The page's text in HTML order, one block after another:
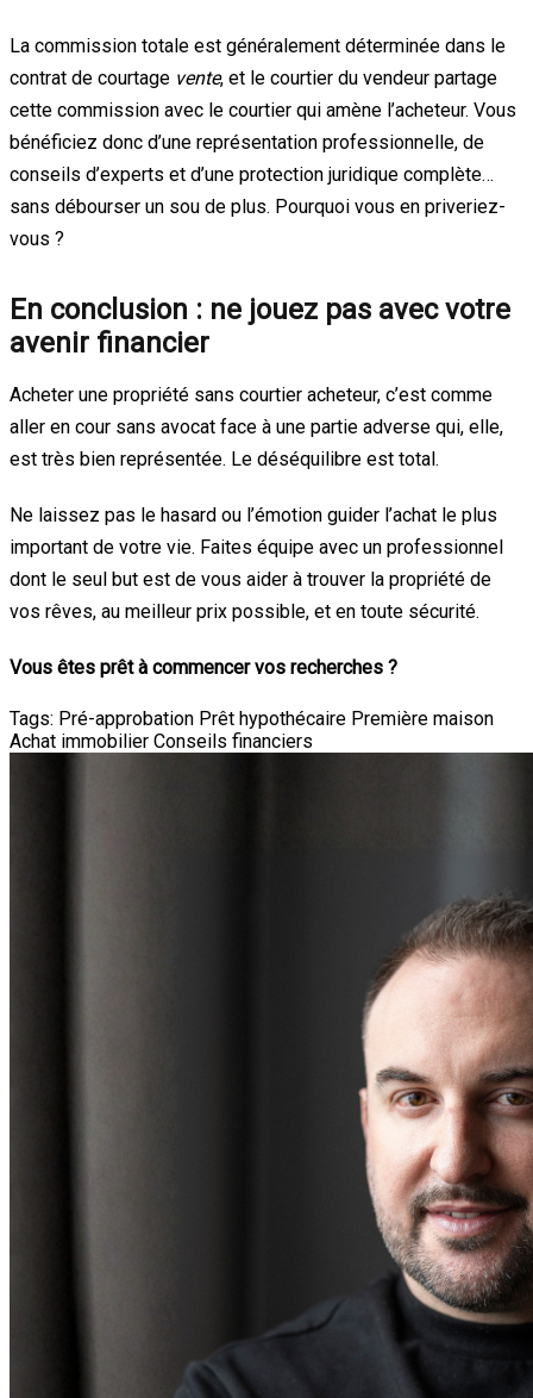
La commission totale est généralement déterminée dans le
contrat de courtage vente, et le courtier du vendeur partage
cette commission avec le courtier qui amène l’acheteur. Vous
bénéficiez donc d’une représentation professionnelle, de
conseils d’experts et d’une protection juridique complète…
sans débourser un sou de plus. Pourquoi vous en priveriez-
vous ?
En conclusion : ne jouez pas avec votre
avenir financier
Acheter une propriété sans courtier acheteur, c’est comme
aller en cour sans avocat face à une partie adverse qui, elle,
est très bien représentée. Le déséquilibre est total.
Ne laissez pas le hasard ou l’émotion guider l’achat le plus
important de votre vie. Faites équipe avec un professionnel
dont le seul but est de vous aider à trouver la propriété de
vos rêves, au meilleur prix possible, et en toute sécurité.
Vous êtes prêt à commencer vos recherches ?
Tags: Pré-approbation Prêt hypothécaire Première maison
Achat immobilier Conseils financiers